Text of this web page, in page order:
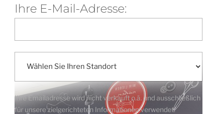
Ihre E-Mail-Adresse:
Ihre Emailadresse wird nicht verkauft o.ä. und ausschließlich
für unsere zielgerichteten Informationen verwendet.